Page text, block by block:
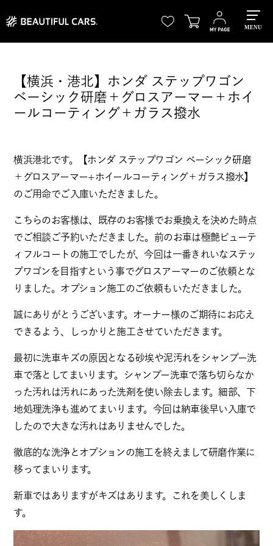
MENU
【横浜・港北】ホンダ ステップワゴン
ベーシック研磨＋グロスアーマー＋ホイ
ールコーティング＋ガラス撥水
横浜港北です。【ホンダ ステップワゴン ベーシック研磨
＋グロスアーマー+ホイールコーティング＋ガラス撥水】
のご用命でご入庫いただきました。
こちらのお客様は、既存のお客様でお乗換えを決めた時点
でご相談ご予約いただきました。前のお車は極艶ビューテ
ィフルコートの施工でしたが、今回は一番きれいなステッ
プワゴンを目指すという事でグロスアーマーのご依頼とな
りました。オプション施工のご依頼もいただきました。
誠にありがとうございます。オーナー様のご期待にお応え
できるよう、しっかりと施工させていただきます。
最初に洗車キズの原因となる砂埃や泥汚れをシャンプー洗
車で落としてまいります。シャンプー洗車で落ち切らなか
った汚れは汚れにあった洗剤を使い除去します。細部、下
地処理洗浄も進めてまいります。今回は納車後早い入庫で
したので大きな汚れはありませんでした。
徹底的な洗浄とオプションの施工を終えまして研磨作業に
移ってまいります。
新車ではありますがキズはあります。これを美しくしま
す。